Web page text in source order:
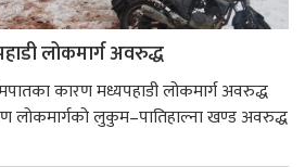
लोकमार्ग अवरुद्ध
कारण मध्यपहाडी लोकमार्ग अवरुद्ध
लोकमार्गको लुकुम–पातिहाल्ना खण्ड अवरुद्ध